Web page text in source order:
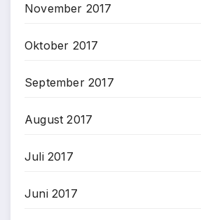
November 2017
Oktober 2017
September 2017
August 2017
Juli 2017
Juni 2017